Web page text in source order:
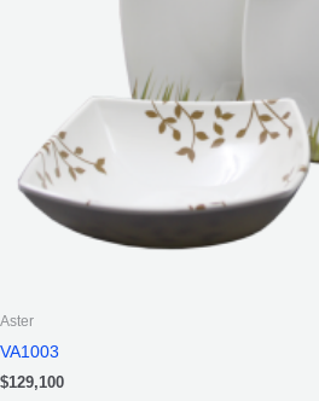
Aster
VA1003
$129,100